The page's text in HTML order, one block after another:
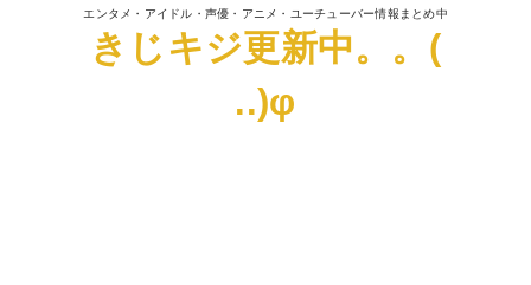
エンタメ・アイドル・声優・アニメ・ユーチューバー情報まとめ中
きじキジ更新中。。(
..)φ